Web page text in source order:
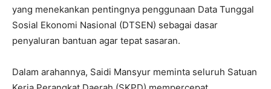
yang menekankan pentingnya penggunaan Data Tunggal
Sosial Ekonomi Nasional (DTSEN) sebagai dasar
penyaluran bantuan agar tepat sasaran.
Dalam arahannya, Saidi Mansyur meminta seluruh Satuan